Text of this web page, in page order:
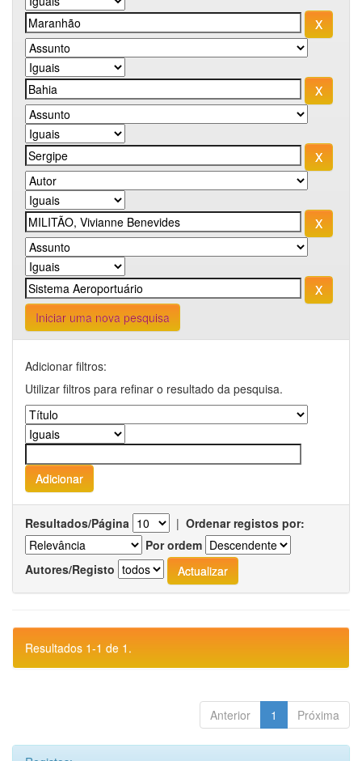
Iniciar uma nova pesquisa
Adicionar filtros:
Utilizar filtros para refinar o resultado da pesquisa.
Resultados/Página | Ordenar registos por:
Por ordem
Autores/Registo
Resultados 1-1 de 1.
Anterior 1 Próxima